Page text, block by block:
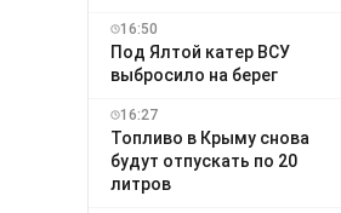
16:50
Под Ялтой катер ВСУ
выбросило на берег
16:27
Топливо в Крыму снова
будут отпускать по 20
литров